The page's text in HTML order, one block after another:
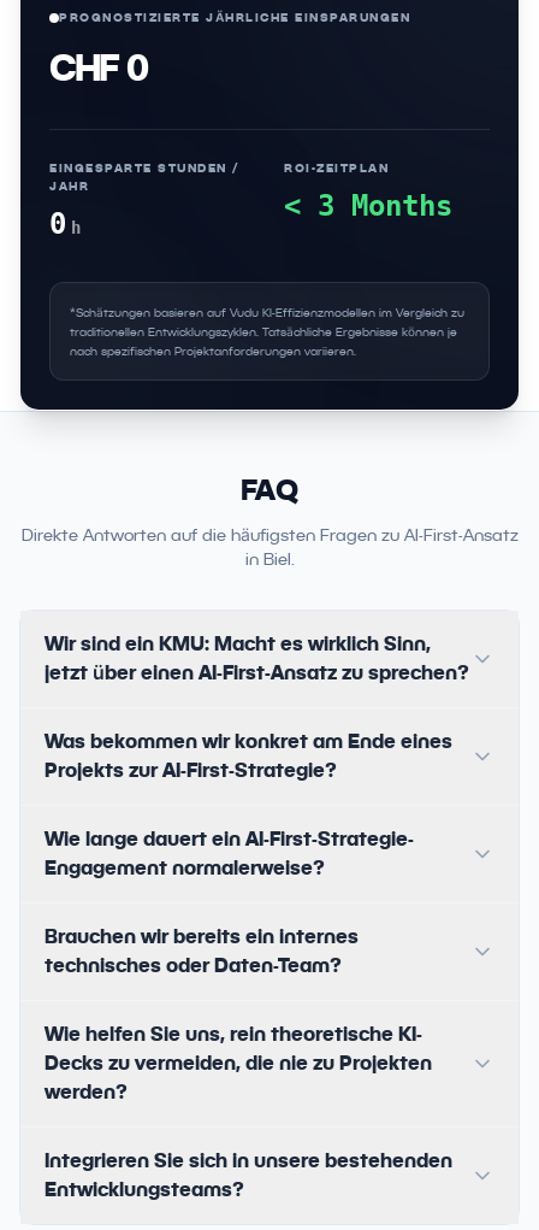
PROGNOSTIZIERTE JÄHRLICHE EINSPARUNGEN
CHF 0
EINGESPARTE STUNDEN /
JAHR
0 h
ROI-ZEITPLAN
< 3 Months
*Schätzungen basieren auf Vudu KI-Effizienzmodellen im Vergleich zu
traditionellen Entwicklungszyklen. Tatsächliche Ergebnisse können je
nach spezifischen Projektanforderungen variieren.
FAQ
Direkte Antworten auf die häufigsten Fragen zu AI-First-Ansatz
in Biel.
Wir sind ein KMU: Macht es wirklich Sinn,
jetzt über einen AI-First-Ansatz zu sprechen?
Was bekommen wir konkret am Ende eines
Projekts zur AI-First-Strategie?
Wie lange dauert ein AI-First-Strategie-
Engagement normalerweise?
Brauchen wir bereits ein internes
technisches oder Daten-Team?
Wie helfen Sie uns, rein theoretische KI-
Decks zu vermeiden, die nie zu Projekten
werden?
Integrieren Sie sich in unsere bestehenden
Entwicklungsteams?